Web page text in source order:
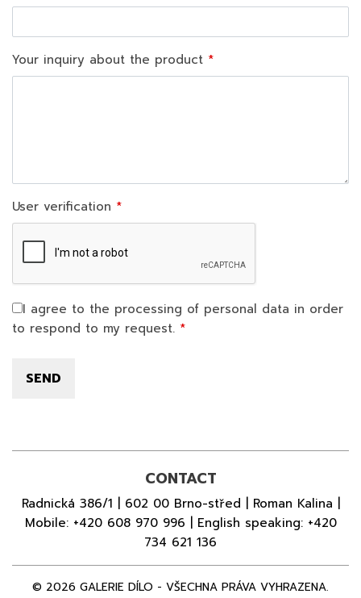
Your inquiry about the product
User verification
I agree to the processing of personal data in order
to respond to my request.
CONTACT
Radnická 386/1 | 602 00 Brno-střed | Roman Kalina |
Mobile: +420 608 970 996 | English speaking: +420
734 621 136
© 2026 GALERIE DÍLO - VŠECHNA PRÁVA VYHRAZENA.